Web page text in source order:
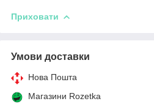
Приховати
Умови доставки
Нова Пошта
Магазини Rozetka